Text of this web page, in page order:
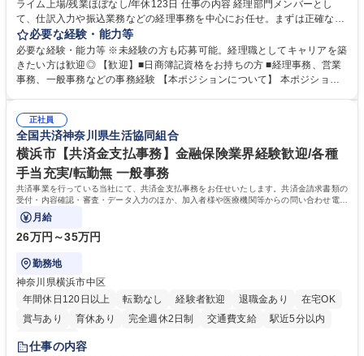
寮・社宅あり
ライム上場/残業ほぼなし/年休123日 仕事の内容 経理部門メンバーとし
て、仕訳入力や振込業務などの経理事務を中心にお任せ。まずは正確な入
力・確認業務からスタートし、既存メンバーと一緒に業務を進めながら段
階的に経理知識を身につけていただきます。 【具体的には】 ■社内稟議に
基づく仕訳入力 ■月末の振込業務 ■明細作成 ■伝票処理、記帳業務 ■既存
メンバーの業務サポート 【将来的には】 ■月次決算補助 ■四半期・年次決
想定です。 募集職種 未経験歓迎【経理/みなとみらい】プライム上場/残業
ほぼなし/年休123日
必要な経験・能力等
必要な経験・能力等 ※未経験の方も応募可能。経理職としてキャリアを築
きたい方は歓迎◎ 【歓迎】■日商簿記資格をお持ちの方 ■経理事務、営業
事務、一般事務などの事務経験 【本ポジションについて】 本ポジション
当し、3～5年をかけて月次決算・四半期決算・開示資料作成補助などへス
テップアップできます。また、残業は通常月ほぼなく、決算月でも10時間
未満のため、無理なく経理として専門性を身につけられる環境です。 学
歴・資格 学歴：大学院 大学 高専 短大 専修学校 高校 語学力： 資格：日商
簿記検定1級 日商簿記検定2級
正社員
全国共済神奈川県生活協同組合
横浜市【共済金支払事務】金融保険業界経験歓迎/各種
手当充実/転勤無 一般事務
共済事業を行っている当社にて、共済金支払事務をお任せいたします。共済金請求書類の
受付・内容確認・審査・データ入力のほか、加入者様や医療機関等からの問い合わせ電話
対応や書類発送等を担当します。
月給
26万円～35万円
勤務地
神奈川県横浜市中区
年間休日120日以上
転勤なし 経験者歓迎 退職金あり
在宅OK
賞与あり
育休あり 完全週休2日制 交通費支給
駅近5分以内
土日祝休み
仕事の内容